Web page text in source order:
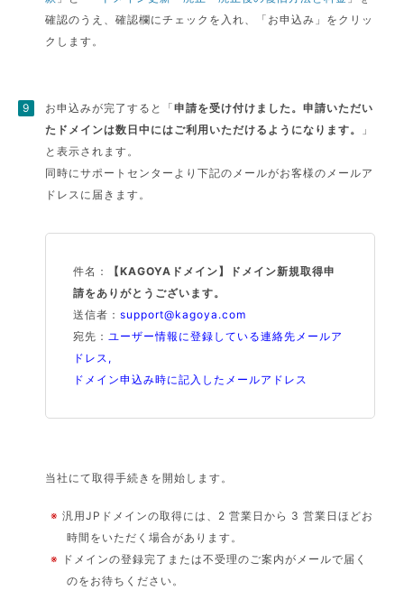
確認のうえ、確認欄にチェックを入れ、「お申込み」をクリッ
クします。
お申込みが完了すると「申請を受け付けました。申請いただい
たドメインは数日中にはご利用いただけるようになります。
」
と表示されます。
同時にサポートセンターより下記のメールがお客様のメールア
ドレスに届きます。
件名：
【KAGOYAドメイン】ドメイン新規取得申
請をありがとうございます。
送信者：support@kagoya.com
宛先：ユーザー情報に登録している連絡先メールア
ドレス,
ドメイン申込み時に記入したメールアドレス
当社にて取得手続きを開始します。
※汎用JPドメインの取得には、2 営業日から 3 営業日ほどお
時間をいただく場合があります。
※
ドメインの登録完了または不受理のご案内がメールで届く
のをお待ちください。